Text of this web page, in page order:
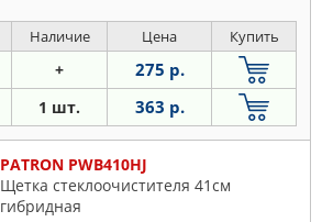
Наличие Цена Купить
+ 275 р.
1 шт. 363 р.
PATRON PWB410HJ
Щетка стеклоочистителя 41см
гибридная